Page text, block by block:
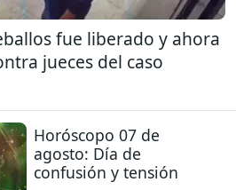
fue liberado y ahora
jueces del caso
Horóscopo 07 de
agosto: Día de
confusión y tensión